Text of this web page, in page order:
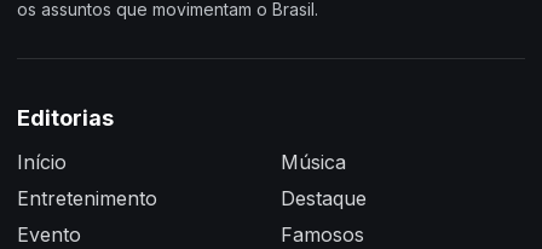
os assuntos que movimentam o Brasil.
Editorias
Início
Entretenimento
Evento
Música
Destaque
Famosos